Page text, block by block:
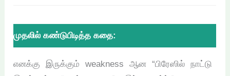
முதலில் கண்டுபிடித்த கதை:
எனக்கு இருக்கும் weakness ஆன “பிரேஸில் நாட்டு